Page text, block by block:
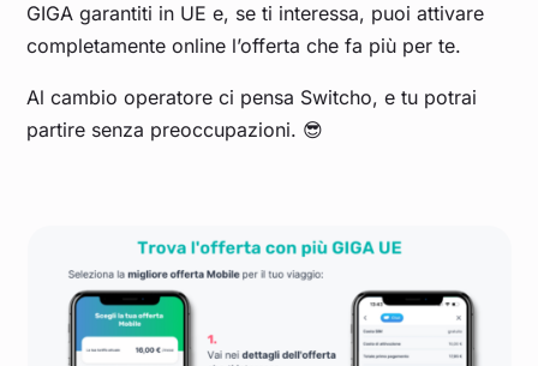
GIGA garantiti in UE e, se ti interessa, puoi attivare
completamente online l’offerta che fa più per te.
Al cambio operatore ci pensa Switcho, e tu potrai
partire senza preoccupazioni. 😎